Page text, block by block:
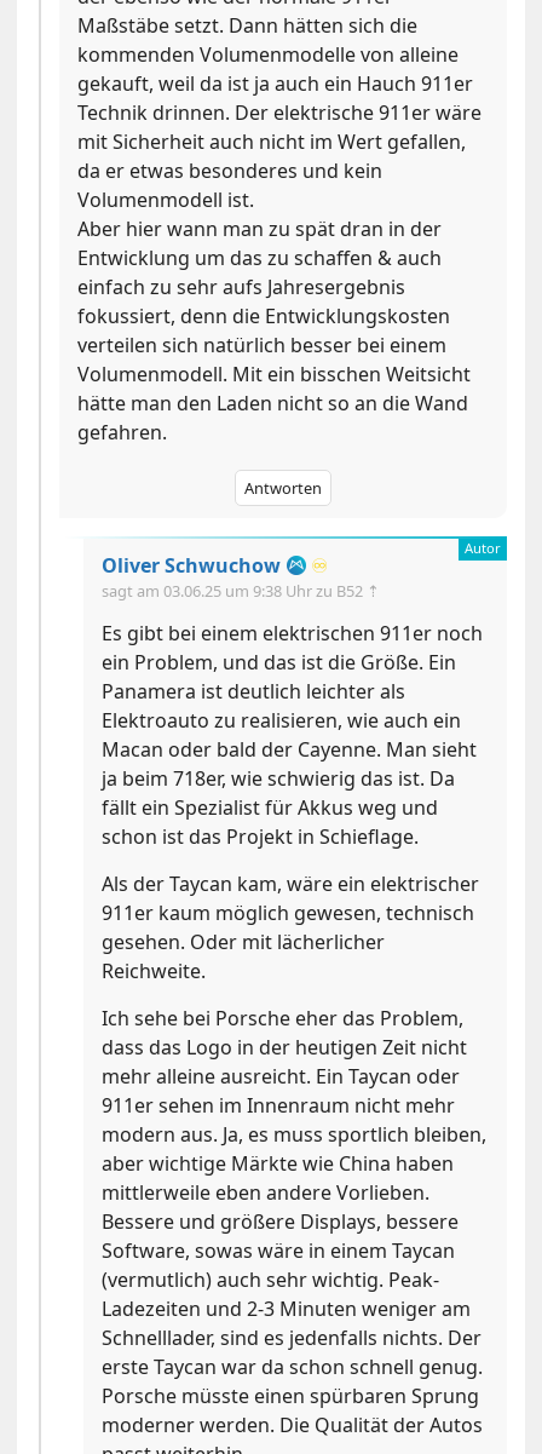
Maßstäbe setzt. Dann hätten sich die
kommenden Volumenmodelle von alleine
gekauft, weil da ist ja auch ein Hauch 911er
Technik drinnen. Der elektrische 911er wäre
mit Sicherheit auch nicht im Wert gefallen,
da er etwas besonderes und kein
Volumenmodell ist.
Aber hier wann man zu spät dran in der
Entwicklung um das zu schaffen & auch
einfach zu sehr aufs Jahresergebnis
fokussiert, denn die Entwicklungskosten
verteilen sich natürlich besser bei einem
Volumenmodell. Mit ein bisschen Weitsicht
hätte man den Laden nicht so an die Wand
gefahren.
Antworten
Oliver Schwuchow ♾️
sagt am03.06.25 um 9:38 Uhrzu B52 ⇡
Es gibt bei einem elektrischen 911er noch
ein Problem, und das ist die Größe. Ein
Panamera ist deutlich leichter als
Elektroauto zu realisieren, wie auch ein
Macan oder bald der Cayenne. Man sieht
ja beim 718er, wie schwierig das ist. Da
fällt ein Spezialist für Akkus weg und
schon ist das Projekt in Schieflage.
Als der Taycan kam, wäre ein elektrischer
911er kaum möglich gewesen, technisch
gesehen. Oder mit lächerlicher
Reichweite.
Ich sehe bei Porsche eher das Problem,
dass das Logo in der heutigen Zeit nicht
mehr alleine ausreicht. Ein Taycan oder
911er sehen im Innenraum nicht mehr
modern aus. Ja, es muss sportlich bleiben,
aber wichtige Märkte wie China haben
mittlerweile eben andere Vorlieben.
Bessere und größere Displays, bessere
Software, sowas wäre in einem Taycan
(vermutlich) auch sehr wichtig. Peak-
Ladezeiten und 2-3 Minuten weniger am
Schnelllader, sind es jedenfalls nichts. Der
erste Taycan war da schon schnell genug.
Porsche müsste einen spürbaren Sprung
moderner werden. Die Qualität der Autos